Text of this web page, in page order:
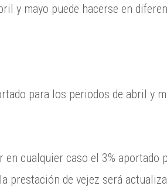
y mayo puede hacerse en
para los periodos de abril y
cualquier caso el 3% aportado
prestación de vejez será